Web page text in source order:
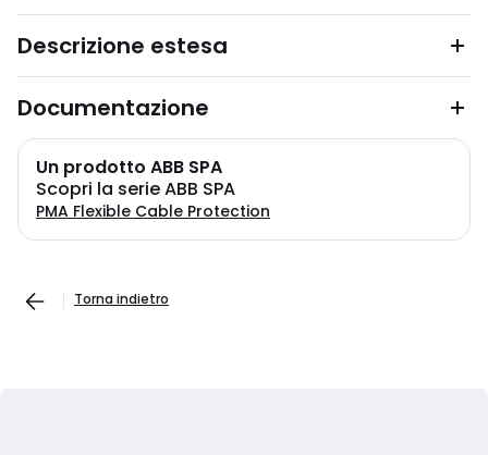
Descrizione estesa
Documentazione
Un prodotto ABB SPA
Scopri la serie ABB SPA
PMA Flexible Cable Protection
Torna indietro